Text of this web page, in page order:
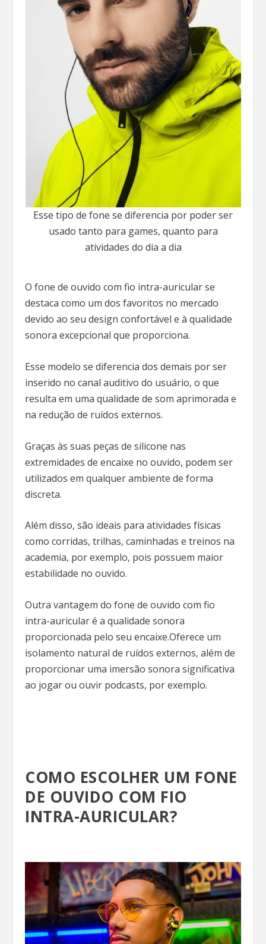
Esse tipo de fone se diferencia por poder ser
usado tanto para games, quanto para
atividades do dia a dia
O fone de ouvido com fio intra-auricular se
destaca como um dos favoritos no mercado
devido ao seu design confortável e à qualidade
sonora excepcional que proporciona.
Esse modelo se diferencia dos demais por ser
inserido no canal auditivo do usuário, o que
resulta em uma qualidade de som aprimorada e
na redução de ruídos externos.
Graças às suas peças de silicone nas
extremidades de encaixe no ouvido, podem ser
utilizados em qualquer ambiente de forma
discreta.
Além disso, são ideais para atividades físicas
como corridas, trilhas, caminhadas e treinos na
academia, por exemplo, pois possuem maior
estabilidade no ouvido.
Outra vantagem do fone de ouvido com fio
intra-auricular é a qualidade sonora
proporcionada pelo seu encaixe.Oferece um
isolamento natural de ruídos externos, além de
proporcionar uma imersão sonora significativa
ao jogar ou ouvir podcasts, por exemplo.
COMO ESCOLHER UM FONE
DE OUVIDO COM FIO
INTRA-AURICULAR?